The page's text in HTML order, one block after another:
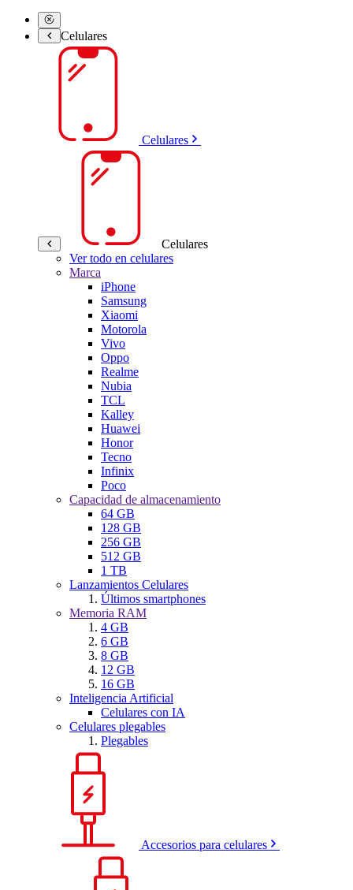
Celulares
Celulares
Celulares
Ver todo en celulares
Marca
iPhone
Samsung
Xiaomi
Motorola
Vivo
Oppo
Realme
Nubia
TCL
Kalley
Huawei
Honor
Tecno
Infinix
Poco
Capacidad de almacenamiento
64 GB
128 GB
256 GB
512 GB
1 TB
Lanzamientos Celulares
Últimos smartphones
Memoria RAM
4 GB
6 GB
8 GB
12 GB
16 GB
Inteligencia Artificial
Celulares con IA
Celulares plegables
Plegables
Accesorios para celulares